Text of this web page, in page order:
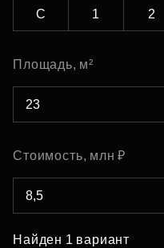
С 1 2
Площадь, м²
Стоимость, млн ₽
Найден 1 вариант